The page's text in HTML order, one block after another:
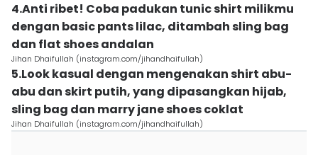
4.Anti ribet! Coba padukan tunic shirt milikmu
dengan basic pants lilac, ditambah sling bag
dan flat shoes andalan
Jihan Dhaifullah (instagram.com/jihandhaifullah)
5.Look kasual dengan mengenakan shirt abu-
abu dan skirt putih, yang dipasangkan hijab,
sling bag dan marry jane shoes coklat
Jihan Dhaifullah (instagram.com/jihandhaifullah)